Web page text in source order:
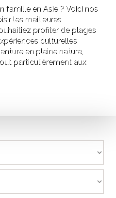
famille en Asie ? Voici nos
les meilleures
profiter de plages
culturelles
en pleine nature,
particulièrement aux